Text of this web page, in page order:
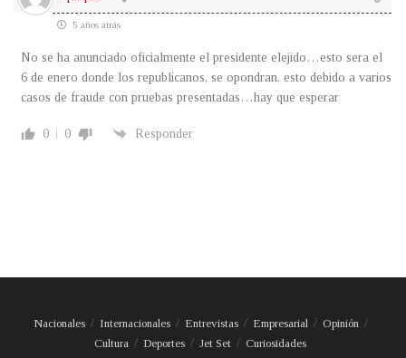
5 años atrás
No se ha anunciado oficialmente el presidente elejido…esto sera el
6 de enero donde los republicanos, se opondran, esto debido a varios
casos de fraude con pruebas presentadas…hay que esperar
0 0 Responder
Nacionales Internacionales Entrevistas Empresarial
Opinión
Cultura
Deportes Jet Set Curiosidades